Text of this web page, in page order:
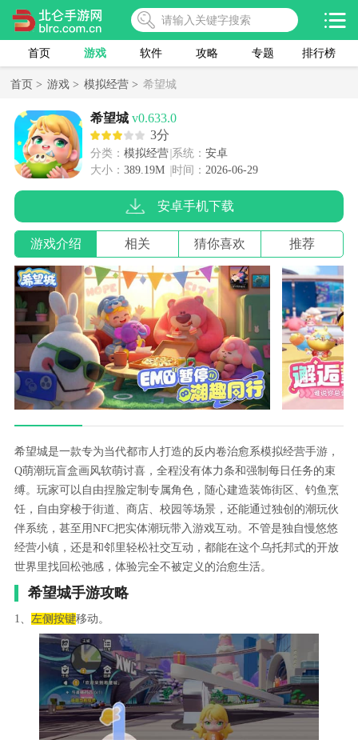
首页 游戏 软件 攻略 专题 排行榜
首页 > 游戏 > 模拟经营 > 希望城
希望城 v0.633.0
3分
分类： 模拟经营 系统： 安卓
大小： 389.19M 时间： 2026-06-29
安卓手机下载
游戏介绍 相关 猜你喜欢 推荐
希望城是一款专为当代都市人打造的反内卷治愈系模拟经营手游，
Q萌潮玩盲盒画风软萌讨喜，全程没有体力条和强制每日任务的束
缚。玩家可以自由捏脸定制专属角色，随心建造装饰街区、钓鱼烹
饪，自由穿梭于街道、商店、校园等场景，还能通过独创的潮玩伙
伴系统，甚至用NFC把实体潮玩带入游戏互动。不管是独自慢悠悠
经营小镇，还是和邻里轻松社交互动，都能在这个乌托邦式的开放
世界里找回松弛感，体验完全不被定义的治愈生活。
希望城手游攻略
1、 左侧按键移动。